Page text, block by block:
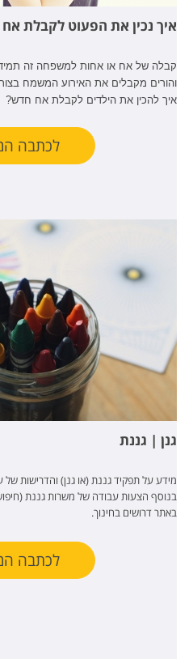
איך נכין את הפעוט לקבלת
קבלה של אח או אחות למשפחה זה
והורים מקבלים את האירוע המשמח
איך להכין את הילדים לקבלת אח חדש?
לכתבה
גנן | גננת
מידע על תפקיד גננת (או גנן) והדרישות של
בנוסף הצעות עבודה של משרות גננת
באתר דרושים בחינוך.
לכתבה